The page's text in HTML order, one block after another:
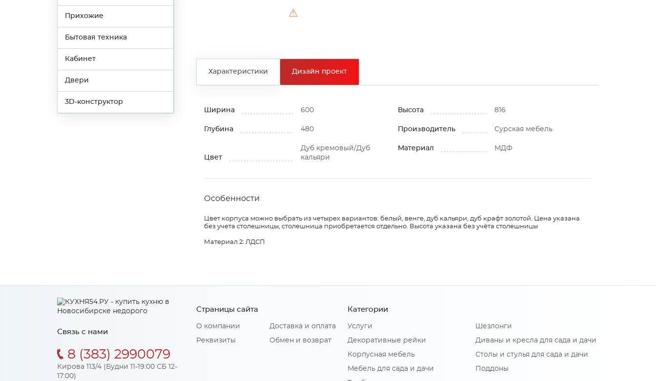
Прихожие
Бытовая техника
Кабинет
Двери
3D-конструктор
⚠
Характеристики Дизайн проект
Ширина 600 Высота 816
Глубина 480 Производитель Сурская мебель
Цвет
Дуб кремовый/Дуб
кальяри
Материал МДФ
Особенности
Цвет корпуса можно выбрать из четырех вариантов: белый, венге, дуб кальяри, дуб крафт золотой. Цена указана
без учета столешницы, столешница приобретается отдельно. Высота указана без учёта столешницы
Материал 2: ЛДСП
Связь с нами
8 (383) 2990079
Кирова 113/4 (Будни 11-19:00 СБ 12-
17:00)
Страницы сайта
О компании
Реквизиты
Доставка и оплата
Обмен и возврат
Категории
Услуги
Декоративные рейки
Корпусная мебель
Мебель для сада и дачи
Шезлонги
Диваны и кресла для сада и дачи
Столы и стулья для сада и дачи
Поддоны